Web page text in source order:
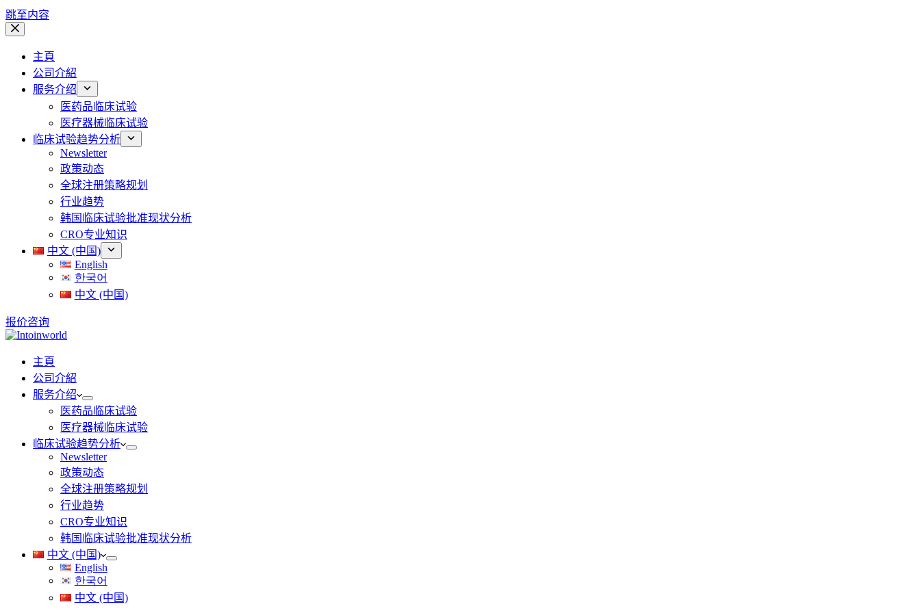
跳至内容
主頁
公司介紹
服务介绍
医药品临床试验
医疗器械临床试验
临床试验趋势分析
Newsletter
政策动态
全球注册策略规划
行业趋势
韩国临床试验批准现状分析
CRO专业知识
中文 (中国)
English
한국어
中文 (中国)
报价咨询
主頁
公司介紹
服务介绍
医药品临床试验
医疗器械临床试验
临床试验趋势分析
Newsletter
政策动态
全球注册策略规划
行业趋势
CRO专业知识
韩国临床试验批准现状分析
中文 (中国)
English
한국어
中文 (中国)